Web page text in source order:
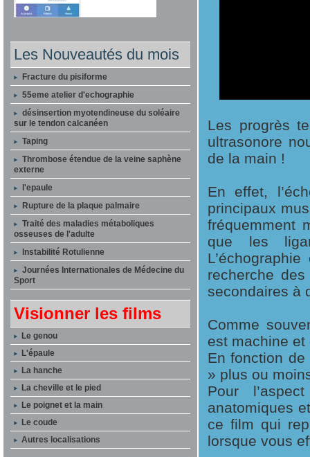
Les Nouveautés du mois
Fracture du pisiforme
55eme atelier d'echographie
désinsertion myotendineuse du soléaire
sur le tendon calcanéen
Taping
Thrombose étendue de la veine saphène
externe
l'epaule
Rupture de la plaque palmaire
Traité des maladies métaboliques
osseuses de l'adulte
Instabilité Rotulienne
Journées Internationales de Médecine du
Sport
Visionner les films
Le genou
L'épaule
La hanche
La cheville et le pied
Le poignet et la main
Le coude
Autres localisations
Les progrès
ultrasonore
de la main !
En effet,
principaux
fréquemment
que les
recherche
secondaires à
Comme
est machine
En fonction de
» plus ou
Pour
anatomiques
ce film qui
lorsque vous